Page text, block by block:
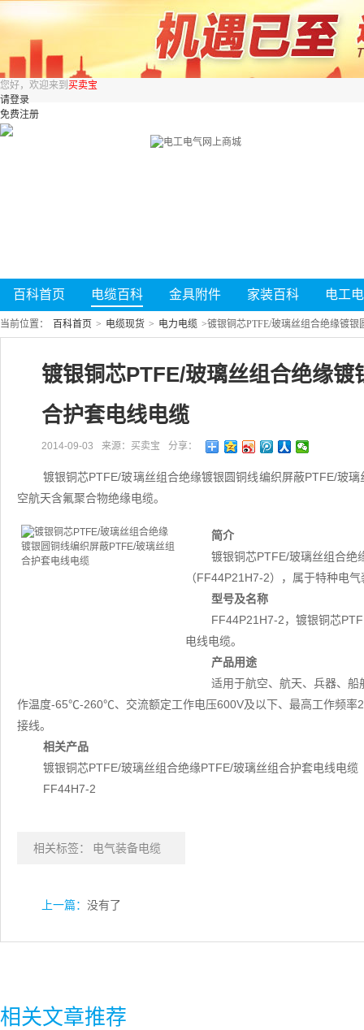
您好，欢迎来到 买卖宝
请登录
免费注册
百科首页 电缆百科 金具附件 家装百科 电工
当前位置： 百科首页 > 电缆现货 > 电力电缆 >镀银铜芯PTFE/玻璃丝组合绝缘镀
镀银铜芯PTFE/玻璃丝组合绝缘
合护套电线电缆
2014-09-03 来源：买卖宝 分享：
镀银铜芯PTFE/玻璃丝组合绝缘镀银圆铜线编织屏蔽PTFE/玻
空航天含氟聚合物绝缘电缆。
简介
镀银铜芯PTFE/玻璃丝组合绝
（FF44P21H7-2），属于特种电
型号及名称
FF44P21H7-2，镀银铜芯
电线电缆。
产品用途
适用于航空、航天、兵器、
作温度-65℃-260℃、交流额定工作电压600V及以下、最高工作频率
接线。
相关产品
镀银铜芯PTFE/玻璃丝组合绝缘PTFE/玻璃丝组合护套电线电缆
FF44H7-2
相关标签： 电气装备电缆
上一篇： 没有了
相关文章推荐